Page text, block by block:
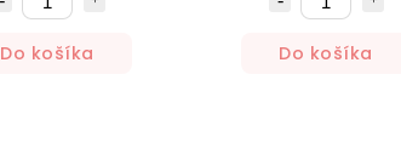
Do košíka Do košíka